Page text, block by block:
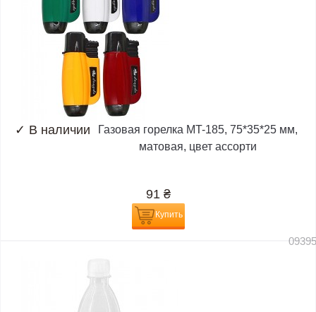
✓ В наличии
Газовая горелка MT-185, 75*35*25 мм,
матовая, цвет ассорти
91 ₴
Купить